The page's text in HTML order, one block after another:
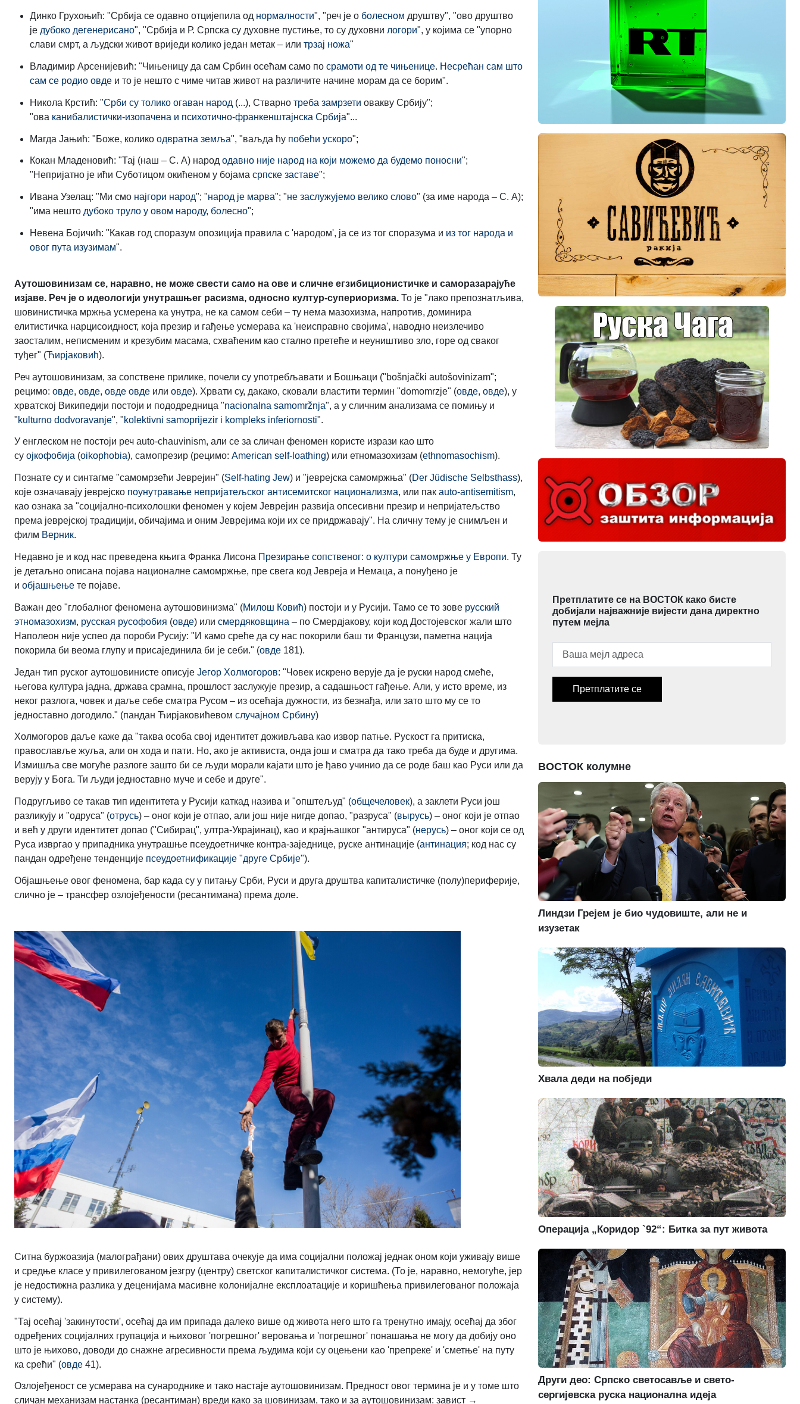
Динко Грухоњић: "Србија се одавно отцијепила од нормалности", "реч је о болесном друштву", "ово друштво
је дубоко дегенерисано", "Србија и Р. Српска су духовне пустиње, то су духовни логори", у којима се "упорно
слави смрт, а људски живот вриједи колико један метак – или трзај ножа"
Владимир Арсенијевић: "Чињеницу да сам Србин осећам само по срамоти од те чињенице. Несрећан сам што
сам се родио овдеи то је нешто с чиме читав живот на различите начине морам да се борим".
Никола Крстић: "Срби су толико огаван народ (...), Стварно треба замрзети овакву Србију";
"ова канибалистички-изопачена и психотично-франкенштајнска Србија"...
Магда Јањић: "Боже, колико одвратна земља", "ваљда ћу побећи ускоро";
Кокан Младеновић: "Тај (наш – С. А) народ одавно није народ на који можемо да будемо поносни";
"Непријатно је ићи Суботицом окићеном у бојама српске заставе";
Ивана Узелац: "Ми смо најгори народ"; "народ је марва"; "не заслужујемо велико слово" (за име народа – С. А);
"има нешто дубоко труло у овом народу, болесно";
Невена Бојичић: "Какав год споразум опозиција правила с 'народом', ја се из тог споразума и из тог народа и
овог пута изузимам".
Аутошовинизам се, наравно, не може свести само на ове и сличне егзибиционистичке и саморазарајуће
изјаве. Реч је о идеологији унутрашњег расизма, односно култур-супериоризма. То је "лако препознатљива,
шовинистичка мржња усмерена ка унутра, не ка самом себи – ту нема мазохизма, напротив, доминира
елитистичка нарцисоидност, која презир и гађење усмерава ка 'неисправно својима', наводно неизлечиво
заосталим, неписменим и крезубим масама, схваћеним као стално претеће и неуништиво зло, горе од сваког
туђег" (Ћирјаковић).
Реч аутошовинизам, за сопствене прилике, почели су употребљавати и Бошњаци ("bošnjački autošovinizаm";
рецимо: овде, овде, овде овде или овде). Хрвати су, дакако, сковали властити термин "domomrzje" (овде, овде), у
хрватској Википедији постоји и пододредница "nacionalna samomržnja", a у сличним анализама се помињу и
"kulturno dodvoravanje", "kolektivni samoprijezir i kompleks inferiornosti".
У енглеском не постоји реч auto-chauvinism, али се за сличан феномен користе изрази као што
су ојкофобија (oikophobia), самопрезир (рецимо: Аmerican self-loathing) или етномазохизам (еthnomasochism).
Познате су и синтагме "самомрзећи Јеврејин" (Self-hating Jew) и "јеврејска самомржња" (Der Jüdische Selbsthass),
које означавају јеврејско поунутравање непријатељског антисемитског национализма, или пак аuto-antisemitism,
као ознака за "социјално-психолошки феномен у којем Јеврејин развија опсесивни презир и непријатељство
према јеврејској традицији, обичајима и оним Јеврејима који их се придржавају". На сличну тему је снимљен и
филм Верник.
Недавно је и код нас преведена књига Франка Лисона Презирање сопственог: о култури самомржње у Европи. Ту
је детаљно описана појава националне самомржње, пре свега код Јевреја и Немаца, а понуђено је
и објашњење те појаве.
Важан део "глобалног феномена аутошовинизма" (Милош Ковић) постоји и у Русији. Тамо се то зове русский
этномазохизм, русская русофобия (овде) или смердяковщина – по Смердјакову, који код Достојевског жали што
Наполеон није успео да пороби Русију: "И камо среће да су нас покорили баш ти Французи, паметна нација
покорила би веома глупу и присајединила би је себи." (овде 181).
Један тип руског аутошовинисте описује Јегор Холмогоров: "Човек искрено верује да је руски народ смеће,
његова култура јадна, држава срамна, прошлост заслужује презир, а садашњост гађење. Али, у исто време, из
неког разлога, човек и даље себе сматра Русом – из осећаја дужности, из безнађа, или зато што му се то
једноставно догодило." (пандан Ћирјаковићевом случајном Србину)
Холмогоров даље каже да "таква особа свој идентитет доживљава као извор патње. Рускост га притиска,
православље жуља, али он хода и пати. Но, ако је активиста, онда још и сматра да тако треба да буде и другима.
Измишља све могуће разлоге зашто би се људи морали кајати што је ђаво учинио да се роде баш као Руси или да
верују у Бога. Ти људи једноставно муче и себе и друге".
Подругљиво се такав тип идентитета у Русији каткад назива и "општељуд" (общечеловек), а заклети Руси још
разликују и "одруса" (отрусь) – оног који је отпао, али још није нигде допао, "разруса" (вырусь) – оног који је отпао
и већ у други идентитет допао ("Сибирац", ултра-Украјинац), као и крајњашког "антируса" (нерусь) – оног који се од
Руса извргао у припадника унутрашње псеудоетничке контра-заједнице, руске антинације (антинация; код нас су
пандан одређене тенденције псеудоетнификације "друге Србије").
Објашњење овог феномена, бар када су у питању Срби, Руси и друга друштва капиталистичке (полу)периферије,
слично је – трансфер озлојеђености (ресантимана) према доле.
Ситна буржоазија (малограђани) ових друштава очекује да има социјални положај једнак оном који уживају више
и средње класе у привилегованом језгру (центру) светског капиталистичког система. (То је, наравно, немогуће, јер
је недостижна разлика у деценијама масивне колонијалне експлоатације и коришћења привилегованог положаја
у систему).
"Тај осећај 'закинутости', осећај да им припада далеко више од живота него што га тренутно имају, осећај да због
одређених социјалних групација и њиховог 'погрешног' веровања и 'погрешног' понашања не могу да добију оно
што је њихово, доводи до снажне агресивности према људима који су оцењени као 'препреке' и 'сметње' на путу
ка срећи" (овде 41).
Озлојеђеност се усмерава на сународнике и тако настаје аутошовинизам. Предност овог термина је и у томе што
сличан механизам настанка (ресантиман) вреди како за шовинизам, тако и за аутошовинизам: завист →
Претплатите се на ВОСТОК како бисте
добијали најважније вијести дана директно
путем мејла
Претплатите се
ВОСТОК колумне
Линдзи Грејем је био чудовиште, али не и
изузетак
Хвала деди на побједи
Операција „Коридор `92“: Битка за пут живота
Други део: Српско светосавље и свето-
сергијевска руска национална идеја